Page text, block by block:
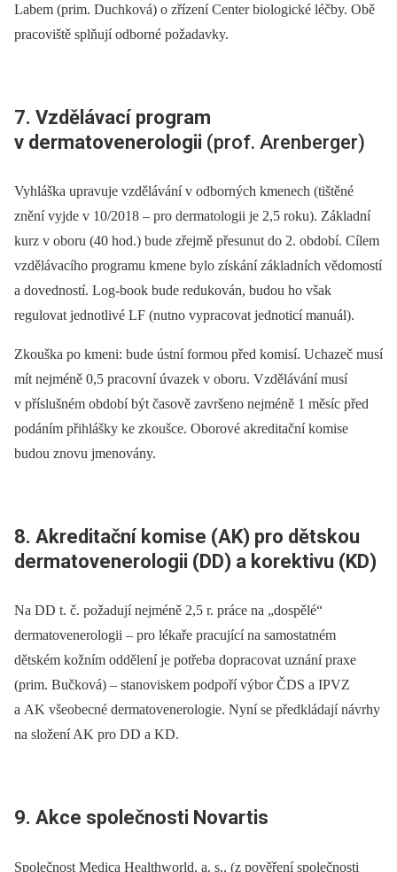
Labem (prim. Duchková) o zřízení Center biologické léčby. Obě
pracoviště splňují odborné požadavky.
7. Vzdělávací program
v dermatovenerologii (prof. Arenberger)
Vyhláška upravuje vzdělávání v odborných kmenech (tištěné
znění vyjde v 10/2018 –⁠ pro dermatologii je 2,5 roku). Základní
kurz v oboru (40 hod.) bude zřejmě přesunut do 2. období. Cílem
vzdělávacího programu kmene bylo získání základních vědomostí
a dovedností. Log-book bude redukován, budou ho však
regulovat jednotlivé LF (nutno vypracovat jednoticí manuál).
Zkouška po kmeni: bude ústní formou před komisí. Uchazeč musí
mít nejméně 0,5 pracovní úvazek v oboru. Vzdělávání musí
v příslušném období být časově završeno nejméně 1 měsíc před
podáním přihlášky ke zkoušce. Oborové akreditační komise
budou znovu jmenovány.
8. Akreditační komise (AK) pro dětskou
dermatovenerologii (DD) a korektivu (KD)
Na DD t. č. požadují nejméně 2,5 r. práce na „dospělé“
dermatovenerologii –⁠ pro lékaře pracující na samostatném
dětském kožním oddělení je potřeba dopracovat uznání praxe
(prim. Bučková) –⁠ stanoviskem podpoří výbor ČDS a IPVZ
a AK všeobecné dermatovenerologie. Nyní se předkládají návrhy
na složení AK pro DD a KD.
9. Akce společnosti Novartis
Společnost Medica Healthworld, a. s., (z pověření společnosti